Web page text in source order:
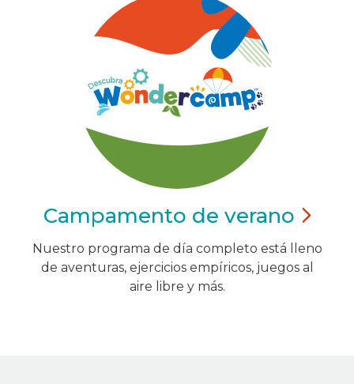
Campamento de verano
Nuestro programa de día completo está lleno
de aventuras, ejercicios empíricos, juegos al
aire libre y más.